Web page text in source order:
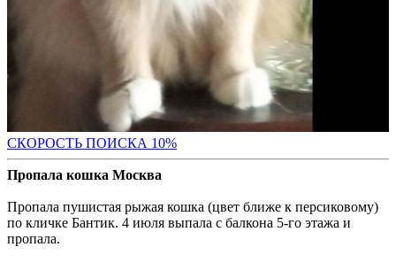
СКОРОСТЬ ПОИСКА 10%
Пропала кошка Москва
Пропала пушистая рыжая кошка (цвет ближе к персиковому)
по кличке Бантик. 4 июля выпала с балкона 5-го этажа и
пропала.